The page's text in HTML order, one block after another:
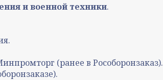
и военной техники.
(ранее в Рособоронзаказ).